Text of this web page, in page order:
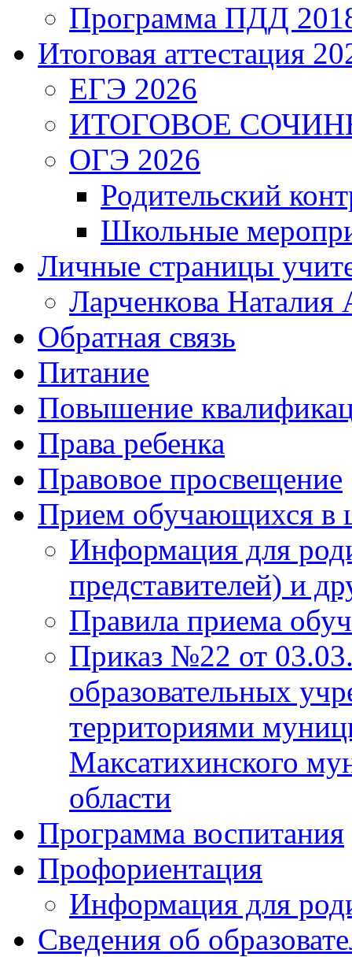
Программа ПДД
Итоговая аттестация
ЕГЭ 2026
ИТОГОВОЕ
ОГЭ 2026
Родительский
Школьные
Личные страницы
Ларченкова Наталия
Обратная связь
Питание
Повышение
Права ребенка
Правовое просвещение
Прием обучающихся в
Информация для
представителей) и
Правила приема
Приказ №22 от
образовательных
территориями
Максатихинского
области
Программа воспитания
Профориентация
Информация для
Сведения об